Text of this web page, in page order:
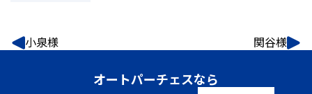
小泉様 関谷様
オートパーチェスなら